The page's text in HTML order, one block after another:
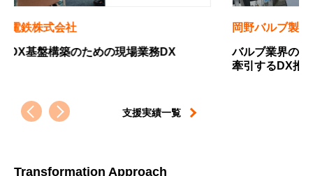
岡野バルブ製造株式会社
バルブ業界のニッチトップから、設備産業を
四国
中小
すた
支援実績一覧
Transformation Approach